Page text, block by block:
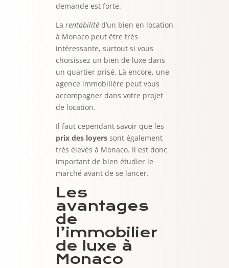
demande est forte.
La rentabilitéd’un bien en location
à Monaco peut être très
intéressante, surtout si vous
choisissez un bien de luxe dans
un quartier prisé. Là encore, une
agence immobilière peut vous
accompagner dans votre projet
de location.
Il faut cependant savoir que les
prix des loyerssont également
très élevés à Monaco. Il est donc
important de bien étudier le
marché avant de se lancer.
Les
avantages
de
l’immobilier
de luxe à
Monaco